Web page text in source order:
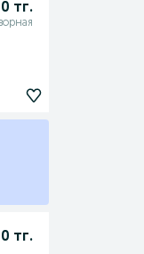
тг.
тг.